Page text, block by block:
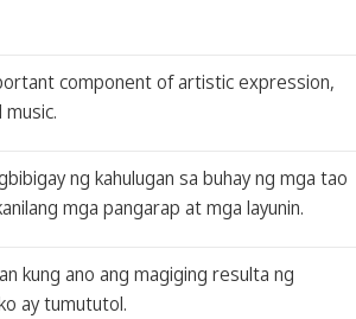
component of artistic expression,
ng kahulugan sa buhay ng mga tao
mga pangarap at mga layunin.
kung ano ang magiging resulta ng
ay tumututol.